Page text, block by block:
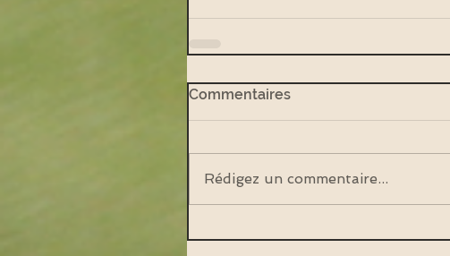
Commentaires
Rédigez un commentaire...